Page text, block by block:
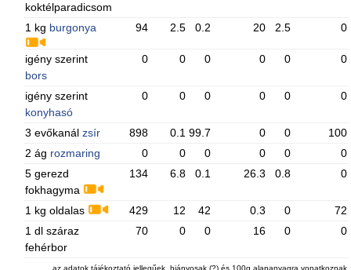
koktélparadicsom
1 kg burgonya 94 2.5 0.2 20 2.5 0
igény szerint
bors
0 0 0 0 0 0
igény szerint
konyhasó
0 0 0 0 0 0
3 evőkanálzsír 898 0.1 99.7 0 0
100
2 ág rozmaring 0 0 0 0 0
0
5 gerezd
fokhagyma
134 6.8 0.1 26.3 0.8 0
1 kg oldalas 429 12 42 0.3 0
72
1 dl száraz
fehérbor
70 0 0 16 0 0
az adatok tájékoztató jellegűek, hiányosak (?) és 100g alapanyagra vonatkoznak